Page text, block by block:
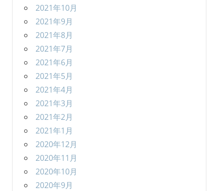
2021年10月
2021年9月
2021年8月
2021年7月
2021年6月
2021年5月
2021年4月
2021年3月
2021年2月
2021年1月
2020年12月
2020年11月
2020年10月
2020年9月